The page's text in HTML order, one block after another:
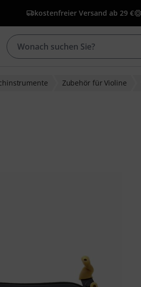
kostenfreier Versand ab 29 €
Zubehör für Violine